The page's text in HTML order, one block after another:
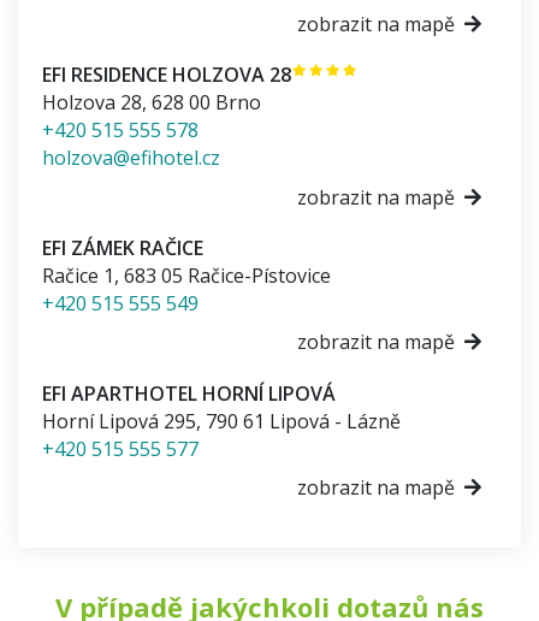
zobrazit na mapě
EFI RESIDENCE HOLZOVA 28
Holzova 28, 628 00 Brno
+420 515 555 578
holzova@efihotel.cz
zobrazit na mapě
EFI ZÁMEK RAČICE
Račice 1, 683 05 Račice-Pístovice
+420 515 555 549
zobrazit na mapě
EFI APARTHOTEL HORNÍ LIPOVÁ
Horní Lipová 295, 790 61 Lipová - Lázně
+420 515 555 577
zobrazit na mapě
V případě jakýchkoli dotazů nás